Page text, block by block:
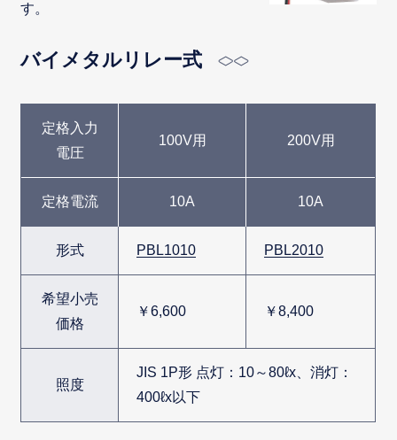
す。
バイメタルリレー式
定格入力
電圧
100V用 200V用
定格電流 10A 10A
形式 PBL1010 PBL2010
希望小売
価格
￥6,600 ￥8,400
照度
JIS 1P形 点灯：10～80ℓx、消灯：
400ℓx以下